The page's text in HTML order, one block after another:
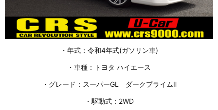
・年式：令和4年式(ガソリン車)
・車種：トヨタ ハイエース
・グレード：スーパーGL ダークプライムⅡ
・駆動式：2WD